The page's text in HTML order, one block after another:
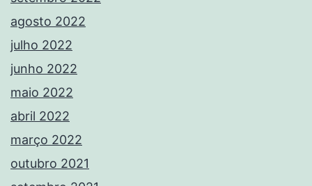
agosto 2022
julho 2022
junho 2022
maio 2022
abril 2022
março 2022
outubro 2021